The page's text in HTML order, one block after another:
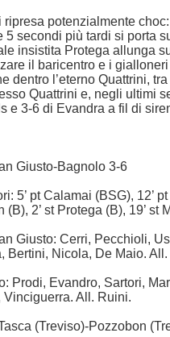
ripresa potenzialmente
5 secondi più tardi si porta
insistita Protega allunga
il baricentro e i
dentro l’eterno Quattrini,
Quattrini e, negli ultimi
e 3-6 di Evandra a fil di
Giusto-Bagnolo 3-6
5’ pt Calamai (BSG), 12’
(B), 2’ st Protega (B), 19’
Giusto: Cerri, Pecchioli,
Bertini, Nicola, De Maio.
Prodi, Evandro, Sartori,
Vinciguerra. All. Ruini.
(Treviso)-Pozzobon